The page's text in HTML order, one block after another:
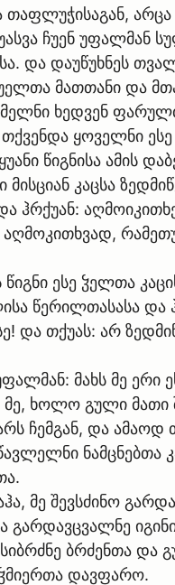
თაფლუჭისაგან, არცა
ჩუენ უფალმან
და დაუწუხნეს
მათთანი და
ხედვენ
ყოველნი ესე
წიგნისა ამის
კაცსა
ჰრქუან:
აღმოკითხვად,
წიგნი ესე ჴელთა
წერილთასასა და
და თქუას: არ
მახს მე ერი
მე, ხოლო გული
ჩემგან, და ამაოდ
ნამცნებთა
მე შევსძინო
გარდავცვალნე
ბრძენთა და
დავფარო.